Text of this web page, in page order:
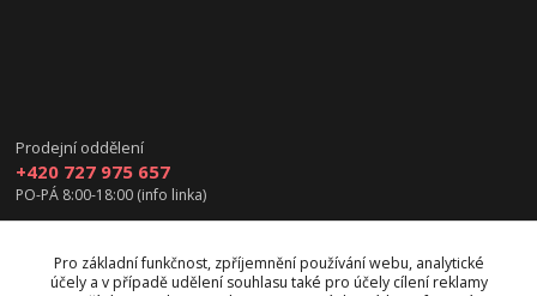
Prodejní oddělení
+420 727 975 657
PO-PÁ 8:00-18:00 (info linka)
Pro základní funkčnost, zpříjemnění používání webu, analytické
účely a v případě udělení souhlasu také pro účely cílení reklamy